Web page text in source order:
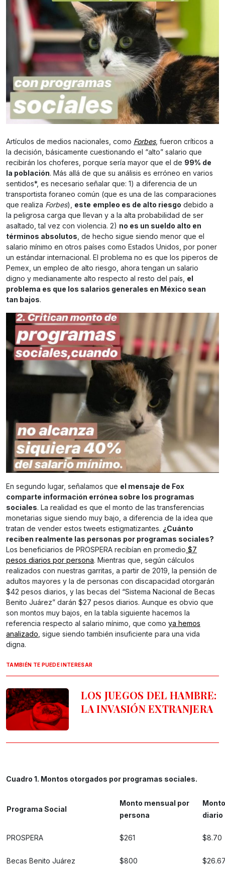
Artículos de medios nacionales, como Forbes, fueron críticos a
la decisión, básicamente cuestionando el “alto” salario que
recibirán los choferes, porque sería mayor que el de 99% de
la población. Más allá de que su análisis es erróneo en varios
sentidos*, es necesario señalar que: 1) a diferencia de un
transportista foraneo común (que es una de las comparaciones
que realiza Forbes), este empleo es de alto riesgo debido a
la peligrosa carga que llevan y a la alta probabilidad de ser
asaltado, tal vez con violencia. 2) no es un sueldo alto en
términos absolutos, de hecho sigue siendo menor que el
salario mínimo en otros países como Estados Unidos, por poner
un estándar internacional. El problema no es que los piperos de
Pemex, un empleo de alto riesgo, ahora tengan un salario
digno y medianamente alto respecto al resto del país, el
problema es que los salarios generales en México sean
tan bajos.
En segundo lugar, señalamos que el mensaje de Fox
comparte información errónea sobre los programas
sociales. La realidad es que el monto de las transferencias
monetarias sigue siendo muy bajo, a diferencia de la idea que
tratan de vender estos tweets estigmatizantes. ¿Cuánto
reciben realmente las personas por programas sociales?
Los beneficiarios de PROSPERA recibían en promedio $7
pesos diarios por persona. Mientras que, según cálculos
realizados con nuestras garritas, a partir de 2019, la pensión de
adultos mayores y la de personas con discapacidad otorgarán
$42 pesos diarios, y las becas del “Sistema Nacional de Becas
Benito Juárez” darán $27 pesos diarios. Aunque es obvio que
son montos muy bajos, en la tabla siguiente hacemos la
referencia respecto al salario mínimo, que como ya hemos
analizado , sigue siendo también insuficiente para una vida
digna.
TAMBIÉN TE PUEDE INTERESAR
LOS JUEGOS DEL HAMBRE:
LA INVASIÓN EXTRANJERA
Cuadro 1. Montos otorgados por programas sociales.
Programa Social
Monto mensual por
persona
Monto
diario
PROSPERA $261 $8.70
Becas Benito Juárez $800